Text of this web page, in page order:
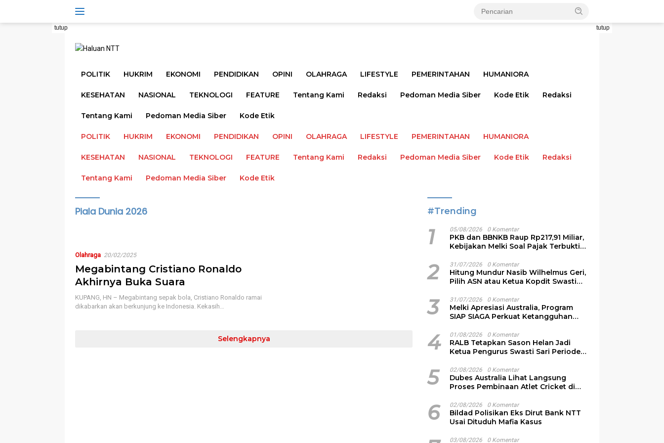
tutup tutup
POLITIK HUKRIM EKONOMI PENDIDIKAN OPINI OLAHRAGA LIFESTYLE PEMERINTAHAN HUMANIORA
KESEHATAN NASIONAL TEKNOLOGI FEATURE Tentang Kami Redaksi Pedoman Media Siber Kode Etik Redaksi
Tentang Kami Pedoman Media Siber Kode Etik
POLITIK HUKRIM EKONOMI PENDIDIKAN OPINI OLAHRAGA LIFESTYLE PEMERINTAHAN HUMANIORA
KESEHATAN NASIONAL TEKNOLOGI FEATURE Tentang Kami Redaksi Pedoman Media Siber Kode Etik Redaksi
Tentang Kami Pedoman Media Siber Kode Etik
Piala Dunia 2026
Olahraga 20/02/2025
Megabintang Cristiano Ronaldo
Akhirnya Buka Suara
KUPANG, HN – Megabintang sepak bola, Cristiano Ronaldo ramai
dikabarkan akan berkunjung ke Indonesia. Kekasih…
Selengkapnya
#Trending
1 05/08/2026 0 Komentar
PKB dan BBNKB Raup Rp217,91 Miliar,
Kebijakan Melki Soal Pajak Terbukti
2 31/07/2026 0 Komentar
Hitung Mundur Nasib Wilhelmus Geri,
Pilih ASN atau Ketua Kopdit Swasti
3 31/07/2026 0 Komentar
Melki Apresiasi Australia, Program
SIAP SIAGA Perkuat Ketangguhan
4 01/08/2026 0 Komentar
RALB Tetapkan Sason Helan Jadi
Ketua Pengurus Swasti Sari Periode
5 02/08/2026 0 Komentar
Dubes Australia Lihat Langsung
Proses Pembinaan Atlet Cricket di
6 02/08/2026 0 Komentar
Bildad Polisikan Eks Dirut Bank NTT
Usai Dituduh Mafia Kasus
03/08/2026 0 Komentar